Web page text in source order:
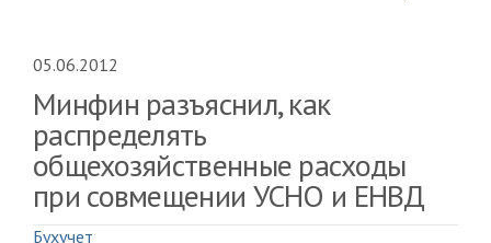
05.06.2012
Минфин разъяснил, как
распределять
общехозяйственные расходы
при совмещении УСНО и ЕНВД
Бухучет